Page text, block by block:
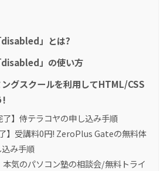
disabled」とは?
disabled」の使い方
グスクールを利用してHTML/CSS
!
了】侍テラコヤの申し込み手順
】受講料0円! ZeroPlus Gateの無料体
み手順
本気のパソコン塾の相談会/無料トライ